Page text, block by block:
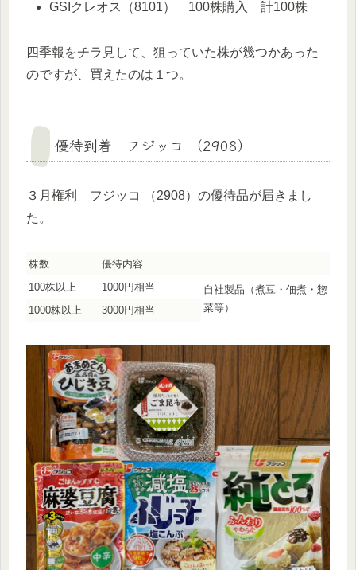
GSIクレオス（8101） 100株購入 計100株
四季報をチラ見して、狙っていた株が幾つかあった
のですが、買えたのは１つ。
優待到着 フジッコ （2908）
３月権利 フジッコ （2908）の優待品が届きまし
た。
株数
優待内容
100株以上
1000円相当
自社製品（煮豆・佃煮・惣
菜等）
1000株以上 3000円相当